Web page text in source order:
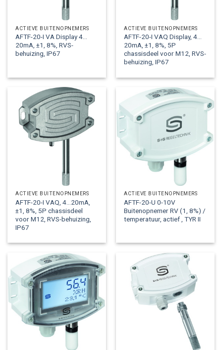
ACTIEVE BUITENOPNEMERS
AFTF-20-I VA Display 4…
20mA, ±1, 8%, RVS-
behuizing, IP67
ACTIEVE BUITENOPNEMERS
AFTF-20-I VAQ Display, 4…
20mA, ±1, 8%, 5P
chassisdeel voor M12, RVS-
behuizing, IP67
ACTIEVE BUITENOPNEMERS
AFTF-20-I VAQ, 4…20mA,
±1, 8%, 5P chassisdeel
voor M12, RVS-behuizing,
IP67
ACTIEVE BUITENOPNEMERS
AFTF-20-U 0-10V
Buitenopnemer RV (1, 8%) /
temperatuur, actief , TYR II